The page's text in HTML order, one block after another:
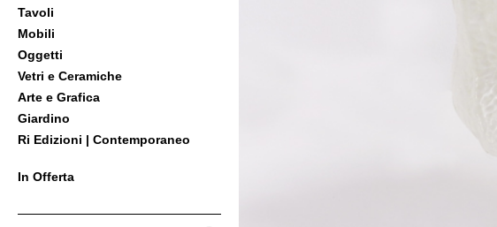
Tavoli
Mobili
Oggetti
Vetri e Ceramiche
Arte e Grafica
Giardino
Ri Edizioni | Contemporaneo
In Offerta